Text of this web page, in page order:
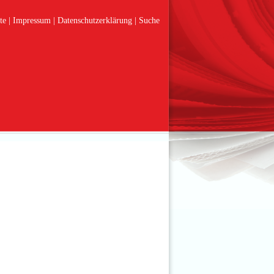
Impressum Datenschutzerklärung Suche